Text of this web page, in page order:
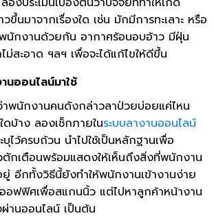
นมาจากเรื่องใด เช่น มักมีการทะเลาะ หรือ
พนักงานด้วยกัน อากาศร้อนอบอ้าว มีฝุ่น
ม่สะอาด ฯลฯ เพื่อจะได้แก้ไขให้ดีขึ้น
นออนไลน์มาใช้
พนักงานคนดังกล่าวลาป่วยบ่อยแค่ไหน
ดบ้าง ลองเช็กภายในระบบลางานออนไลน์
ไว้ครบถ้วน นำไปใช้เป็นหลักฐานเพื่อ
กเตือนพร้อมแสดงให้เห็นถึงสิ่งที่พนักงาน
อีกทั้งวิธีนี้ยังทำให้พนักงานเข้างานง่าย
อฟฟิศเพื่อสแกนนิ้ว แต่ไปหาลูกค้าหน้างาน
านออนไลน์ เป็นต้น